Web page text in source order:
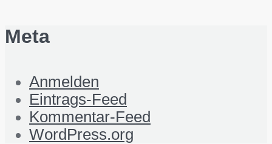
Meta
Anmelden
Eintrags-Feed
Kommentar-Feed
WordPress.org